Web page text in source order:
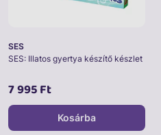
SES
SES: Illatos gyertya készítő készlet
7 995 Ft
Kosárba